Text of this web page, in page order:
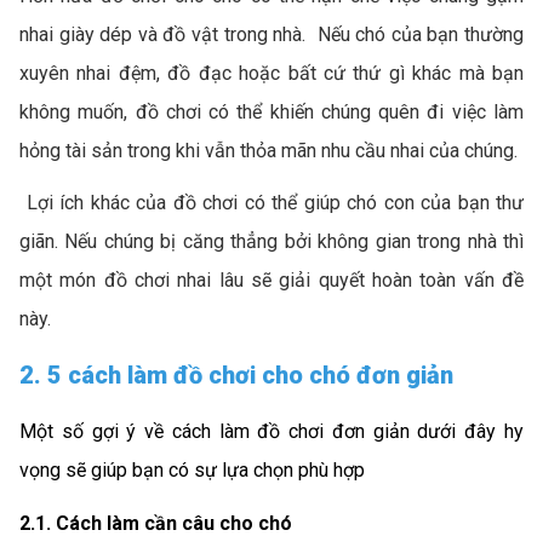
nhai giày dép và đồ vật trong nhà. Nếu chó của bạn thường
xuyên nhai đệm, đồ đạc hoặc bất cứ thứ gì khác mà bạn
không muốn, đồ chơi có thể khiến chúng quên đi việc làm
hỏng tài sản trong khi vẫn thỏa mãn nhu cầu nhai của chúng.
Lợi ích khác của đồ chơi có thể giúp chó con của bạn thư
giãn. Nếu chúng bị căng thẳng bởi không gian trong nhà thì
một món đồ chơi nhai lâu sẽ giải quyết hoàn toàn vấn đề
này.
2. 5 cách làm đồ chơi cho chó đơn giản
Một số gợi ý về cách làm đồ chơi đơn giản dưới đây hy
vọng sẽ giúp bạn có sự lựa chọn phù hợp
2.1. Cách làm cần câu cho chó